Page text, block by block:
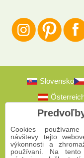
Slovensko
Cookies
návštevy tejto
výkonnosti a
používaní. Na